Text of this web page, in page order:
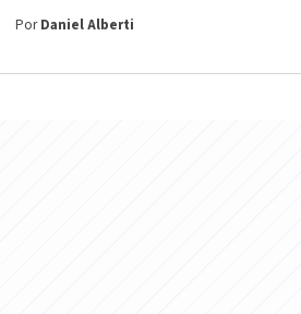
PorDaniel Alberti